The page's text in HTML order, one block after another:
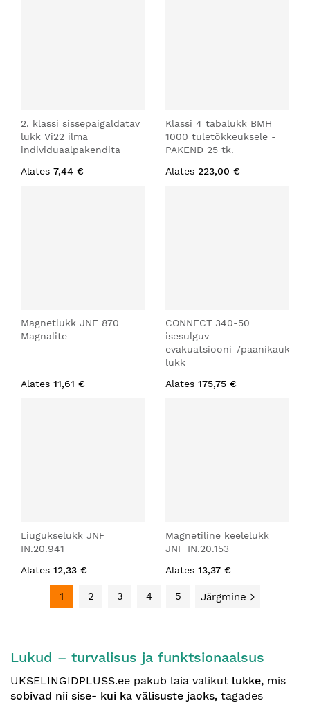
2. klassi sissepaigaldatav
lukk Vi22 ilma
individuaalpakendita
Alates 7,44 €
Klassi 4 tabalukk BMH
1000 tuletõkkeuksele -
PAKEND 25 tk.
Alates 223,00 €
Magnetlukk JNF 870
Magnalite
Alates 11,61 €
CONNECT 340-50
isesulguv
evakuatsiooni-/paanikaukse
lukk
Alates 175,75 €
Liugukselukk JNF
IN.20.941
Alates 12,33 €
Magnetiline keelelukk
JNF IN.20.153
Alates 13,37 €
1 2 3 4 5 Järgmine
Lukud – turvalisus ja funktsionaalsus
UKSELINGIDPLUSS.ee pakub laia valikut lukke, mis
sobivad nii sise- kui ka välisuste jaoks, tagades